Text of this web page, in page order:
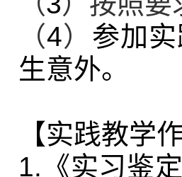
（4） 参加
生意外。
【实践教学
1. 《实习鉴